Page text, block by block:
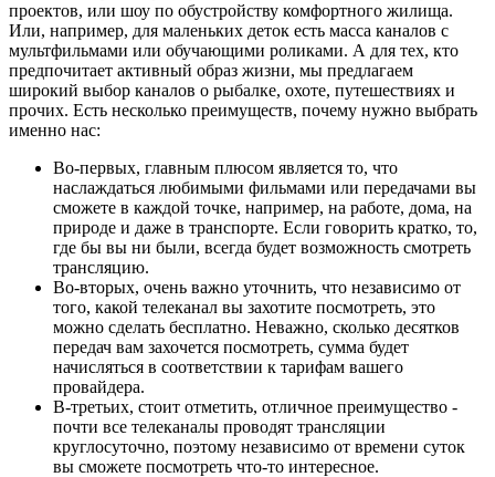
проектов, или шоу по обустройству комфортного жилища.
Или, например, для маленьких деток есть масса каналов с
мультфильмами или обучающими роликами. А для тех, кто
предпочитает активный образ жизни, мы предлагаем
широкий выбор каналов о рыбалке, охоте, путешествиях и
прочих. Есть несколько преимуществ, почему нужно выбрать
именно нас:
Во-первых, главным плюсом является то, что
наслаждаться любимыми фильмами или передачами вы
сможете в каждой точке, например, на работе, дома, на
природе и даже в транспорте. Если говорить кратко, то,
где бы вы ни были, всегда будет возможность смотреть
трансляцию.
Во-вторых, очень важно уточнить, что независимо от
того, какой телеканал вы захотите посмотреть, это
можно сделать бесплатно. Неважно, сколько десятков
передач вам захочется посмотреть, сумма будет
начисляться в соответствии к тарифам вашего
провайдера.
В-третьих, стоит отметить, отличное преимущество -
почти все телеканалы проводят трансляции
круглосуточно, поэтому независимо от времени суток
вы сможете посмотреть что-то интересное.